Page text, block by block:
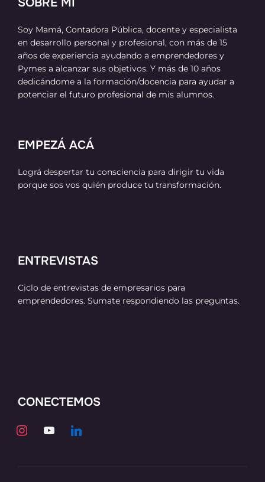
Soy Mamá, Contadora Pública, docente y especialista
en desarrollo personal y profesional, con más de 15
años de experiencia ayudando a emprendedores y
Pymes a alcanzar sus objetivos. Y más de 10 años
dedicándome a la formación/docencia para ayudar a
potenciar el futuro profesional de mis alumnos.
EMPEZÁ ACÁ
Lográ despertar tu consciencia para dirigir tu vida
porque sos vos quién produce tu transformación.
ENTREVISTAS
Ciclo de entrevistas de empresarios para
emprendedores. Sumate respondiendo las preguntas.
CONECTEMOS
instagramyoutubelinkedin